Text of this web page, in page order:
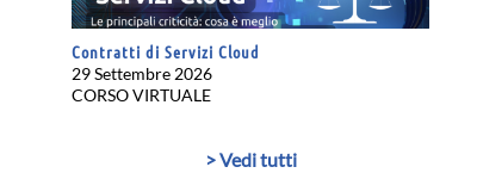
Contratti di Servizi Cloud
29 Settembre 2026
CORSO VIRTUALE
> Vedi tutti